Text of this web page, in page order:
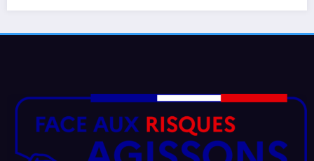
de musée
2025
des amis du musée des sapeurs-pompiers de La Réunion
22